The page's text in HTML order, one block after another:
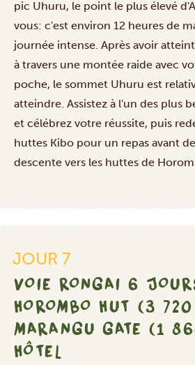
pic Uhuru, le point le plus élevé
vous: c'est environ 12 heures de
journée intense. Après avoir
à travers une montée raide avec
poche, le sommet Uhuru est
atteindre. Assistez à l'un des plus
et célébrez votre réussite, puis
huttes Kibo pour un repas avant
descente vers les huttes de
JOUR 7
VOIE RONGAI 6
HOROMBO HUT (3
MARANGU GATE (1
HÔTEL